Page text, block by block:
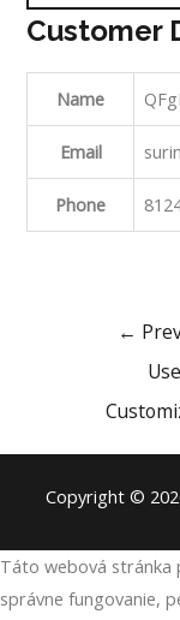
Customer
Name
Email
Phone
←
Copyright ©
Táto webová stránka
správne fungovanie,